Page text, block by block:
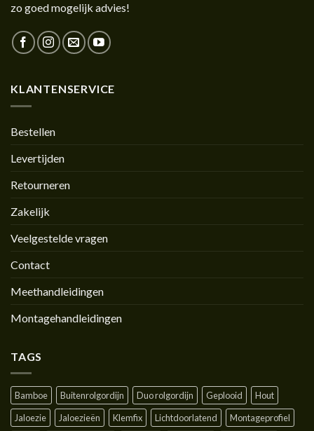
zo goed mogelijk advies!
KLANTENSERVICE
Bestellen
Levertijden
Retourneren
Zakelijk
Veelgestelde vragen
Contact
Meethandleidingen
Montagehandleidingen
TAGS
Bamboe Buitenrolgordijn Duo rolgordijn Geplooid
Hout
Jaloezie
Jaloezieën Klemfix Lichtdoorlatend
Montageprofiel